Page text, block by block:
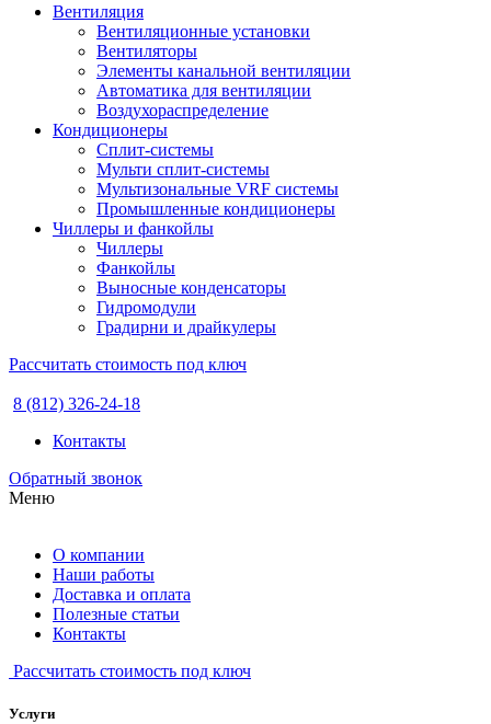
Вентиляция
Вентиляционные установки
Вентиляторы
Элементы канальной вентиляции
Автоматика для вентиляции
Воздухораспределение
Кондиционеры
Сплит-системы
Мульти сплит-системы
Мультизональные VRF системы
Промышленные кондиционеры
Чиллеры и фанкойлы
Чиллеры
Фанкойлы
Выносные конденсаторы
Гидромодули
Градирни и драйкулеры
Рассчитать стоимость под ключ
8 (812) 326-24-18
Контакты
Обратный звонок
Меню
О компании
Наши работы
Доставка и оплата
Полезные статьи
Контакты
Рассчитать стоимость под ключ
Услуги